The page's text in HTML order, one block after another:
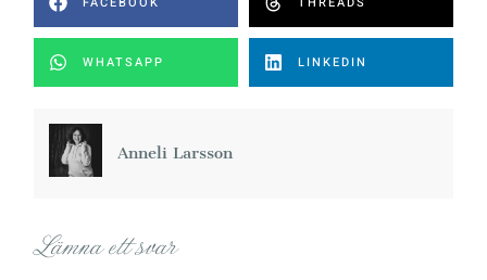
WHATSAPP LINKEDIN
Anneli Larsson
Lämna ett svar